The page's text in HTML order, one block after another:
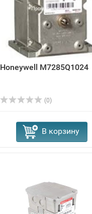
Honeywell M7285Q1024
(0)
В корзину